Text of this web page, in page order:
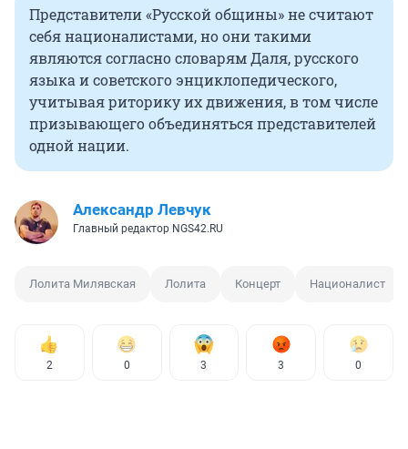
Представители «Русской общины» не считают
себя националистами, но они такими
являются согласно словарям Даля, русского
языка и советского энциклопедического,
учитывая риторику их движения, в том числе
призывающего объединяться представителей
одной нации.
Александр Левчук
Главный редактор NGS42.RU
Лолита Милявская Лолита Концерт Националист
2 0 3 3 0